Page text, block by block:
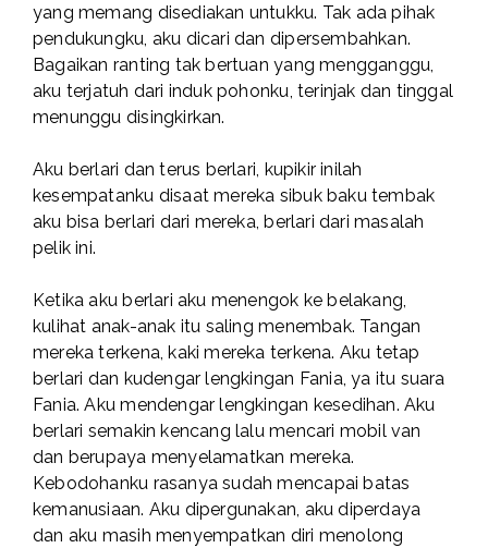
yang memang disediakan untukku. Tak ada pihak
pendukungku, aku dicari dan dipersembahkan.
Bagaikan ranting tak bertuan yang mengganggu,
aku terjatuh dari induk pohonku, terinjak dan tinggal
menunggu disingkirkan.
Aku berlari dan terus berlari, kupikir inilah
kesempatanku disaat mereka sibuk baku tembak
aku bisa berlari dari mereka, berlari dari masalah
pelik ini.
Ketika aku berlari aku menengok ke belakang,
kulihat anak-anak itu saling menembak. Tangan
mereka terkena, kaki mereka terkena. Aku tetap
berlari dan kudengar lengkingan Fania, ya itu suara
Fania. Aku mendengar lengkingan kesedihan. Aku
berlari semakin kencang lalu mencari mobil van
dan berupaya menyelamatkan mereka.
Kebodohanku rasanya sudah mencapai batas
kemanusiaan. Aku dipergunakan, aku diperdaya
dan aku masih menyempatkan diri menolong